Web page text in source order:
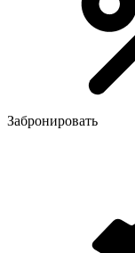
Забронировать